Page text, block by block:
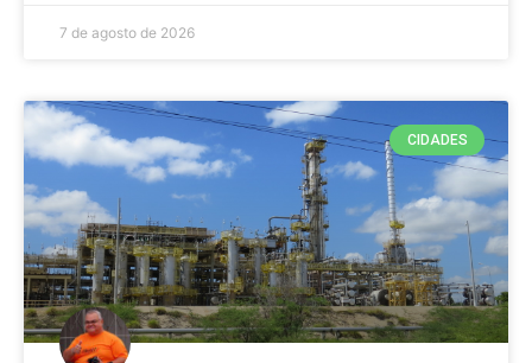
7 de agosto de 2026
CIDADES